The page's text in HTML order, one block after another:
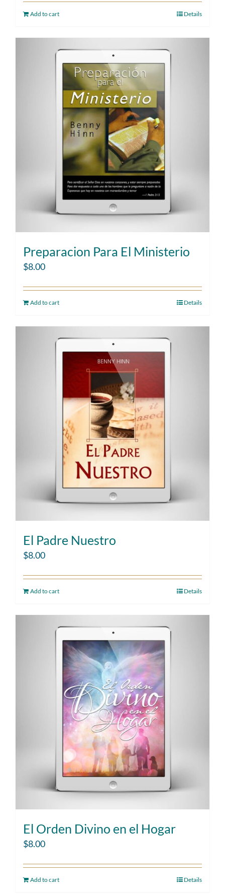
Add to cart Details
Preparacion Para El Ministerio
$8.00
Add to cart Details
El Padre Nuestro
$8.00
Add to cart Details
El Orden Divino en el Hogar
$8.00
Add to cart Details